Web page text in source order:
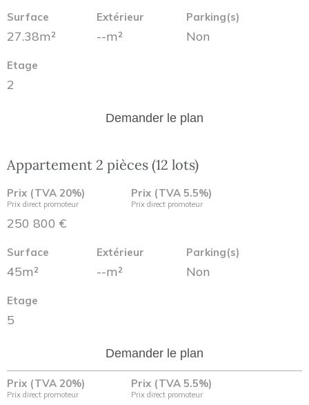
Surface
27.38m²
Extérieur
--m²
Parking(s)
Non
Etage
2
Demander le plan
Appartement 2 pièces (12 lots)
Prix (TVA 20%)
Prix direct promoteur
250 800 €
Prix (TVA 5.5%)
Prix direct promoteur
Surface
45m²
Extérieur
--m²
Parking(s)
Non
Etage
5
Demander le plan
Prix (TVA 20%)
Prix direct promoteur
Prix (TVA 5.5%)
Prix direct promoteur